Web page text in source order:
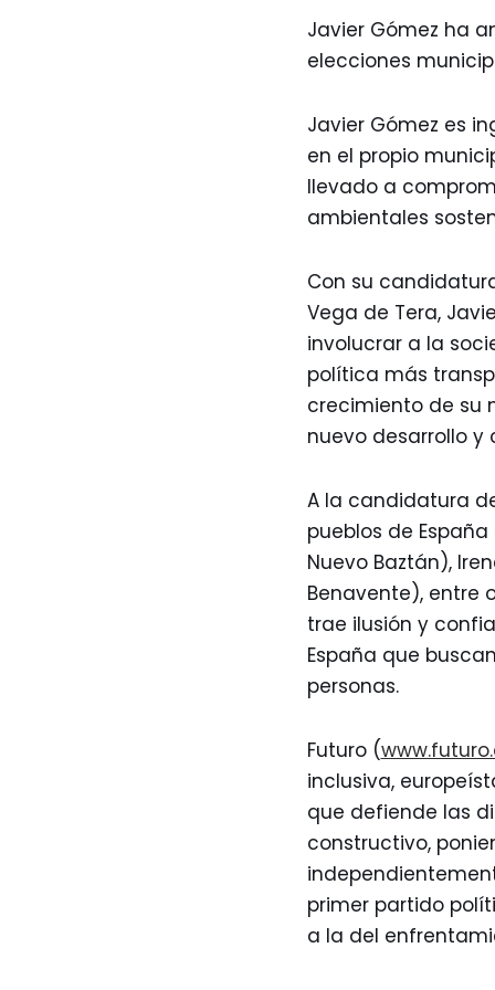
Javier Gómez ha
elecciones
Javier Gómez es
en el propio
llevado a
ambientales
Con su
Vega de Tera,
involucrar a la
política más
crecimiento de su
nuevo desarrollo
A la candidatura
pueblos de
Nuevo Baztán),
Benavente), entre
trae ilusión y
España que
personas.
Futuro (
inclusiva,
que defiende las
constructivo,
primer partido
a la del